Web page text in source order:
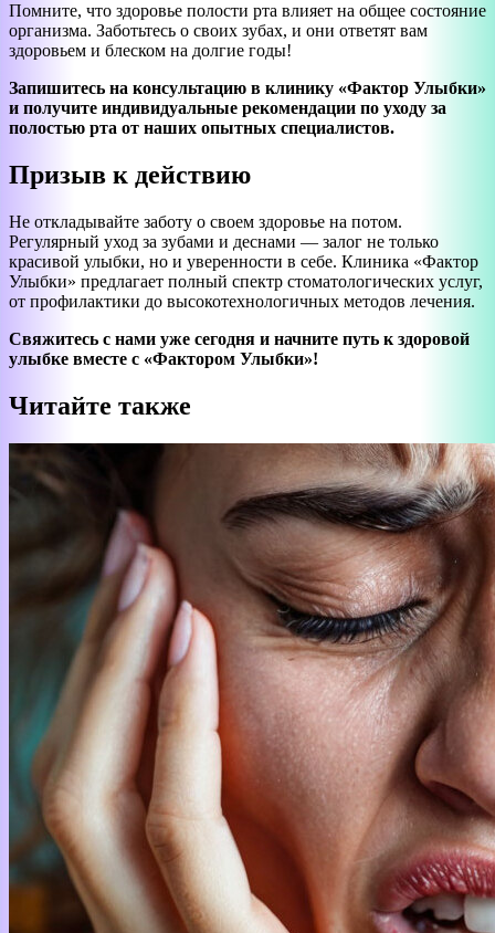
Помните, что здоровье полости рта влияет на общее состояние
организма. Заботьтесь о своих зубах, и они ответят вам
здоровьем и блеском на долгие годы!
Запишитесь на консультацию в клинику «Фактор Улыбки»
и получите индивидуальные рекомендации по уходу за
полостью рта от наших опытных специалистов.
Призыв к действию
Не откладывайте заботу о своем здоровье на потом.
Регулярный уход за зубами и деснами — залог не только
красивой улыбки, но и уверенности в себе. Клиника «Фактор
Улыбки» предлагает полный спектр стоматологических услуг,
от профилактики до высокотехнологичных методов лечения.
Свяжитесь с нами уже сегодня и начните путь к здоровой
улыбке вместе с «Фактором Улыбки»!
Читайте также